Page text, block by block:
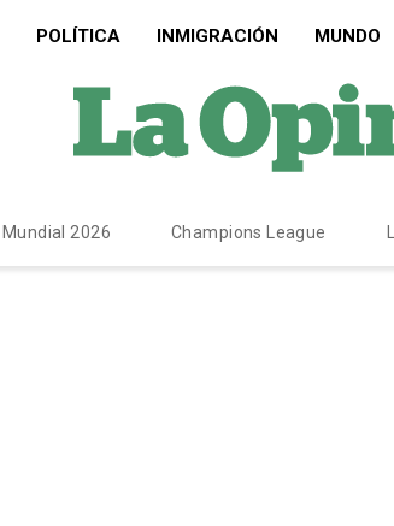
POLÍTICA INMIGRACIÓN MUNDO
Mundial 2026 Champions League